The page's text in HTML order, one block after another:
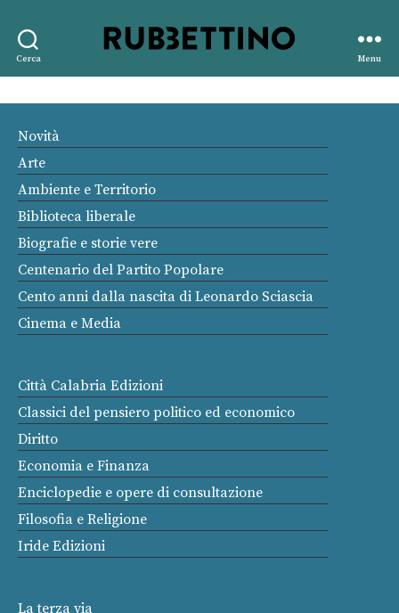
Cerca
editore
Menu
Novità
Arte
Ambiente e Territorio
Biblioteca liberale
Biografie e storie vere
Centenario del Partito Popolare
Cento anni dalla nascita di Leonardo Sciascia
Cinema e Media
Città Calabria Edizioni
Classici del pensiero politico ed economico
Diritto
Economia e Finanza
Enciclopedie e opere di consultazione
Filosofia e Religione
Iride Edizioni
La terza via